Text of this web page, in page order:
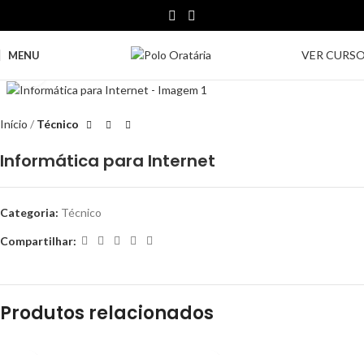
MENU VER
Início Técnico
Informática para Internet
Categoria: Técnico
Compartilhar:
Produtos relacionados